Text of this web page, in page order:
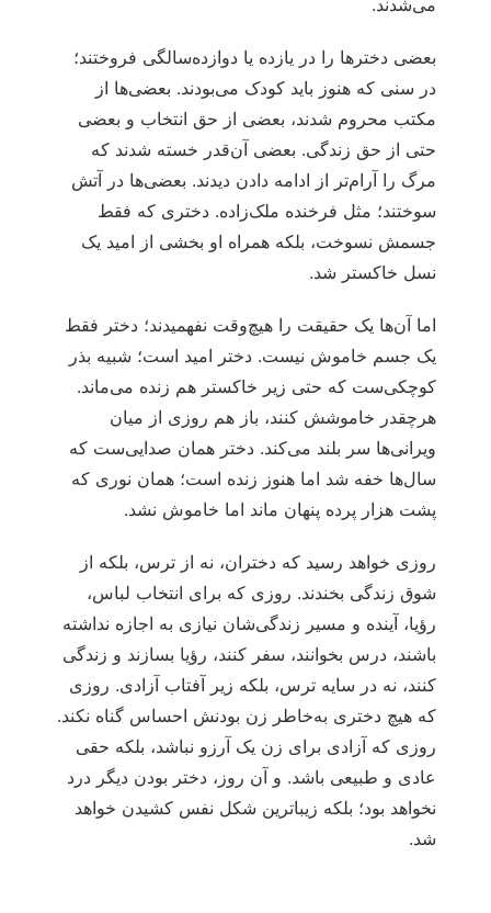
می‌شدند.
بعضی دخترها را در یازده یا دوازده‌سالگی فروختند؛
در سنی که هنوز باید کودک می‌بودند. بعضی‌ها از
مکتب محروم شدند، بعضی از حق انتخاب و بعضی
حتی از حق زندگی. بعضی آن‌قدر خسته شدند که
مرگ را آرام‌تر از ادامه دادن دیدند. بعضی‌ها در آتش
سوختند؛ مثل فرخنده ملک‌زاده. دختری که فقط
جسمش نسوخت، بلکه همراه او بخشی از امید یک
نسل خاکستر شد.
اما آن‌ها یک حقیقت را هیچ‌وقت نفهمیدند؛ دختر فقط
یک جسم خاموش نیست. دختر امید است؛ شبیه بذر
کوچکی‌ست که حتی زیر خاکستر هم زنده می‌ماند.
هرچقدر خاموشش کنند، باز هم روزی از میان
ویرانی‌ها سر بلند می‌کند. دختر همان صدایی‌ست که
سال‌ها خفه شد اما هنوز زنده است؛ همان نوری که
پشت هزار پرده پنهان ماند اما خاموش نشد.
روزی خواهد رسید که دختران، نه از ترس، بلکه از
شوق زندگی بخندند. روزی که برای انتخاب لباس،
رؤیا، آینده و مسیر زندگی‌شان نیازی به اجازه نداشته
باشند، درس بخوانند، سفر کنند، رؤیا بسازند و زندگی
کنند، نه در سایه ترس، بلکه زیر آفتاب آزادی. روزی
که هیچ دختری به‌خاطر زن بودنش احساس گناه نکند.
روزی که آزادی برای زن یک آرزو نباشد، بلکه حقی
عادی و طبیعی باشد. و آن روز، دختر بودن دیگر درد
نخواهد بود؛ بلکه زیباترین شکل نفس کشیدن خواهد
شد.